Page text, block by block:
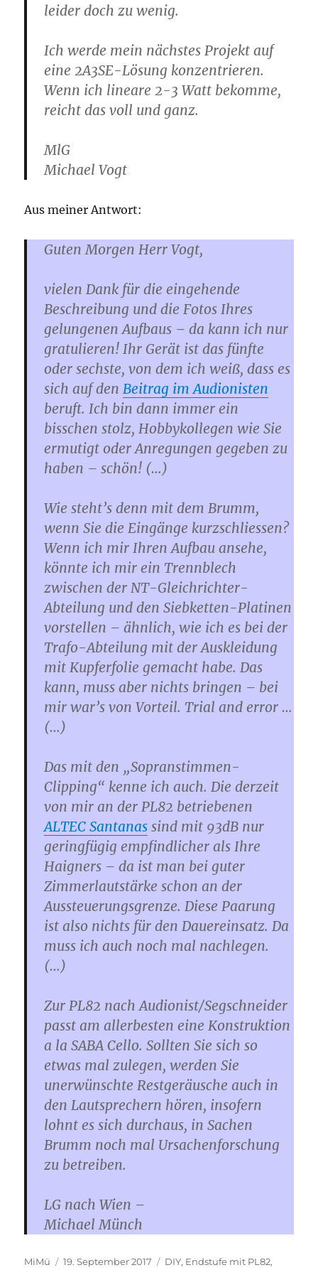
leider doch zu wenig.
Ich werde mein nächstes Projekt auf
eine 2A3SE-Lösung konzentrieren.
Wenn ich lineare 2-3 Watt bekomme,
reicht das voll und ganz.
MlG
Michael Vogt
Aus meiner Antwort:
Guten Morgen Herr Vogt,
vielen Dank für die eingehende
Beschreibung und die Fotos Ihres
gelungenen Aufbaus – da kann ich nur
gratulieren! Ihr Gerät ist das fünfte
oder sechste, von dem ich weiß, dass es
sich auf denBeitrag im Audionisten
beruft. Ich bin dann immer ein
bisschen stolz, Hobbykollegen wie Sie
ermutigt oder Anregungen gegeben zu
haben – schön! (…)
Wie steht’s denn mit dem Brumm,
wenn Sie die Eingänge kurzschliessen?
Wenn ich mir Ihren Aufbau ansehe,
könnte ich mir ein Trennblech
zwischen der NT-Gleichrichter-
Abteilung und den Siebketten-Platinen
vorstellen – ähnlich, wie ich es bei der
Trafo-Abteilung mit der Auskleidung
mit Kupferfolie gemacht habe. Das
kann, muss aber nichts bringen – bei
mir war’s von Vorteil. Trial and error …
(…)
Das mit den „Sopranstimmen-
Clipping“ kenne ich auch. Die derzeit
von mir an der PL82 betriebenen
ALTEC Santanas sind mit 93dB nur
geringfügig empfindlicher als Ihre
Haigners – da ist man bei guter
Zimmerlautstärke schon an der
Aussteuerungsgrenze. Diese Paarung
ist also nichts für den Dauereinsatz. Da
muss ich auch noch mal nachlegen.
(…)
Zur PL82 nach Audionist/Segschneider
passt am allerbesten eine Konstruktion
a la SABA Cello. Sollten Sie sich so
etwas mal zulegen, werden Sie
unerwünschte Restgeräusche auch in
den Lautsprechern hören, insofern
lohnt es sich durchaus, in Sachen
Brumm noch mal Ursachenforschung
zu betreiben.
LG nach Wien –
Michael Münch
Autor
MiMü
Veröffentlicht
19. September 2017 Kategorien
DIY, Endstufe mit PL82,